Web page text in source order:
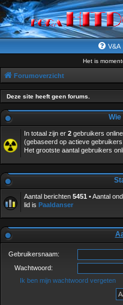
V&A
Het is
Forumoverzicht
Deze site heeft geen forums.
In totaal zijn er 2 gebruikers
(gebaseerd op actieve
Het grootste aantal gebruikers
Aantal berichten 5451 • Aantal
lid is Paaldanser
Gebruikersnaam:
Wachtwoord:
Ik ben mijn wachtwoord vergeten